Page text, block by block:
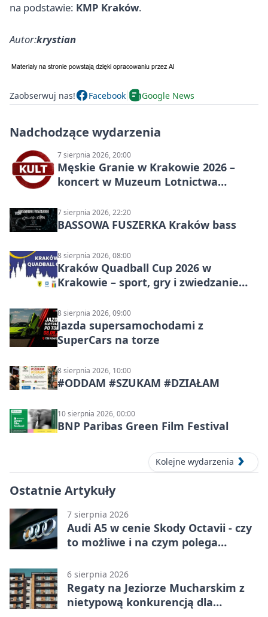
na podstawie: KMP Kraków.
Autor:krystian
Zaobserwuj nas! Facebook Google News
Nadchodzące wydarzenia
7 sierpnia 2026, 20:00
Męskie Granie w Krakowie 2026 –
koncert w Muzeum Lotnictwa
7 sierpnia 2026, 22:20
BASSOWA FUSZERKA Kraków bass
8 sierpnia 2026, 08:00
Kraków Quadball Cup 2026 w
Krakowie – sport, gry i zwiedzanie
8 sierpnia 2026, 09:00
Jazda supersamochodami z
SuperCars na torze
8 sierpnia 2026, 10:00
#ODDAM #SZUKAM #DZIAŁAM
10 sierpnia 2026, 00:00
BNP Paribas Green Film Festival
Kolejne wydarzenia
Ostatnie Artykuły
7 sierpnia 2026
Audi A5 w cenie Skody Octavii - czy
to możliwe i na czym polega
6 sierpnia 2026
Regaty na Jeziorze Mucharskim z
nietypową konkurencją dla